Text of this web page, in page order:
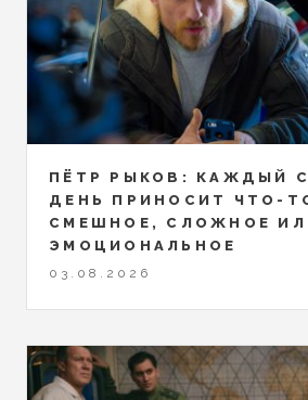
ПЁТР РЫКОВ: КАЖДЫЙ
ДЕНЬ ПРИНОСИТ ЧТО-
СМЕШНОЕ, СЛОЖНОЕ
ЭМОЦИОНАЛЬНОЕ
03.08.2026